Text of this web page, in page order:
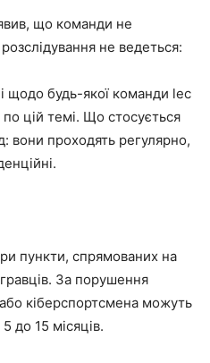
що команди не
не ведеться:
щодо будь-якої команди lec
цій темі. Що стосується
вони проходять регулярно,
пункти, спрямованих на
За порушення
кіберспортсмена можуть
до 15 місяців.